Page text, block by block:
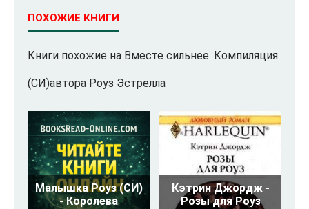
ПОХОЖИЕ КНИГИ
Книги похожие на Вместе сильнее. Компиляция
(СИ)автора Роуз Эстрелла
Малышка Роуз (СИ)
- Королева
Кэтрин Джордж -
Розы для Роуз